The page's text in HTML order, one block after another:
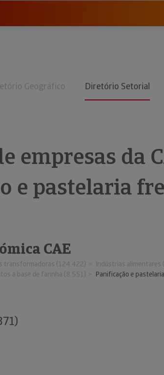
Geográfico Diretório Setorial
empresas da
e pastelaria
CAE
transformadoras (124.422) Indústrias alimentares
à base de farinha (8.551)
Panificação e